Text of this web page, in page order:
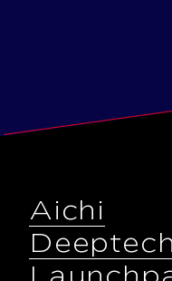
Aichi
Deeptech